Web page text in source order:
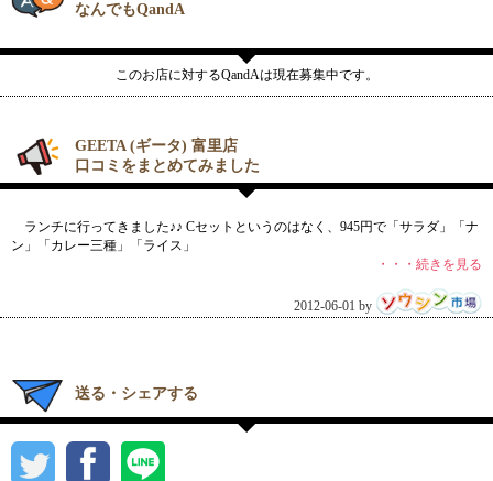
なんでもQandA
このお店に対するQandAは現在募集中です。
GEETA (ギータ) 富里店
口コミをまとめてみました
ランチに行ってきました♪♪ Cセットというのはなく、945円で「サラダ」「ナ
ン」「カレー三種」「ライス」
・・・続きを見る
2012-06-01 by
送る・シェアする